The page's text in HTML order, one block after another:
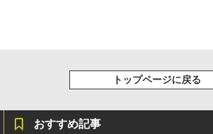
トップページに戻る
おすすめ記事